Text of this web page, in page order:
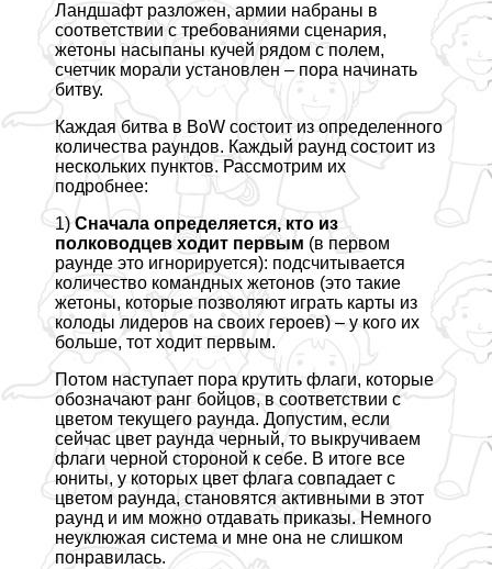
Ландшафт разложен, армии набраны в
соответствии с требованиями сценария,
жетоны насыпаны кучей рядом с полем,
счетчик морали установлен – пора начинать
битву.
Каждая битва в BoW состоит из определенного
количества раундов. Каждый раунд состоит из
нескольких пунктов. Рассмотрим их
подробнее:
1)Сначала определяется, кто из
полководцев ходит первым (в первом
раунде это игнорируется): подсчитывается
количество комaндных жетонов (это такие
жетоны, которые позволяют играть карты из
колоды лидеров на своих героев) – у кого их
больше, тот ходит первым.
Потом наступает пора крутить флаги, которые
обозначают ранг бойцов, в соответствии с
цветом текущего раунда. Допустим, если
сейчас цвет раунда черный, то выкручиваем
флаги черной стороной к себе. В итоге все
юниты, у которых цвет флага совпадает с
цветом раунда, становятся активными в этот
раунд и им можно отдавать приказы. Немного
неуклюжая система и мне она не слишком
понравилась.